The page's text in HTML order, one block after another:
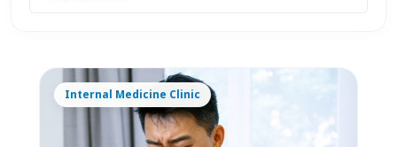
Internal Medicine Clinic